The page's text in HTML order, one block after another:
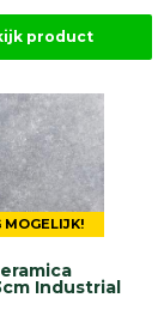
product
MOGELIJK!
Industrial